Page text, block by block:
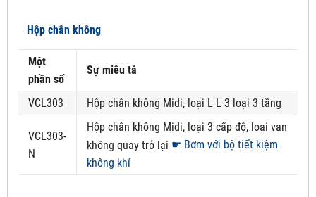
Hộp chân không
Một
phần số
Sự miêu tả
VCL303 Hộp chân không Midi, loại L L 3 loại 3 tầng
VCL303-
N
Hộp chân không Midi, loại 3 cấp độ, loại van
không quay trở lại ☛ Bơm với bộ tiết kiệm
không khí